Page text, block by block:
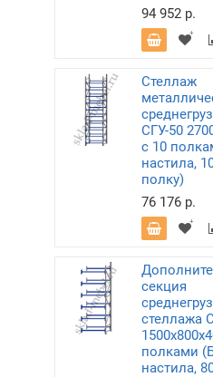
94 952 р.
Стеллаж
СГУ-50
с 10
настила,
полку)
76 176 р.
секция
стеллажа
полками
настила,